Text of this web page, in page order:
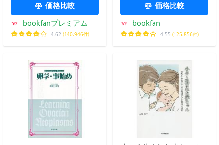
価格比較
bookfanプレミアム
4.62 (140,946件)
価格比較
bookfan
4.55 (125,856件)